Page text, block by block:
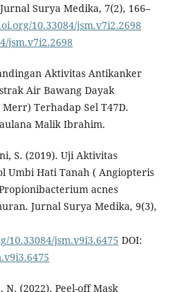
Surya Medika, 7(2), 166–
10.33084/jsm.v7i2.2698
jsm.v7i2.2698
Aktivitas Antikanker
Air Bawang Dayak
Terhadap Sel T47D.
Malik Ibrahim.
S. (2019). Uji Aktivitas
Umbi Hati Tanah ( Angiopteris
acnes
Jurnal Surya Medika, 9(3),
10.33084/jsm.v9i3.6475 DOI:
(2022). Peel-off Mask